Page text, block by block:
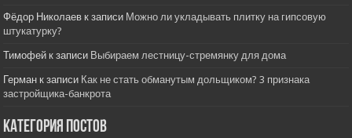
Фёдор Николаев к записи Можно ли укладывать плитку на гипсовую
штукатурку?
Тимофей к записи Выбираем лестницу-стремянку для дома
Герман к записи Как не стать обманутым дольщиком? 3 признака
застройщика-банкрота
Категория постов